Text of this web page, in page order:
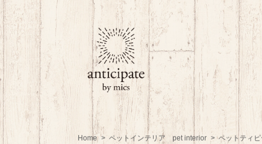
Home ペットインテリア pet interior ペットティ